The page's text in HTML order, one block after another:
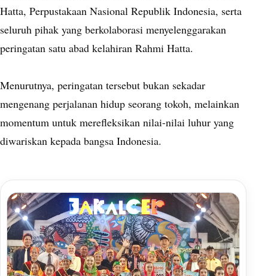
Hatta, Perpustakaan Nasional Republik Indonesia, serta
seluruh pihak yang berkolaborasi menyelenggarakan
peringatan satu abad kelahiran Rahmi Hatta.
Menurutnya, peringatan tersebut bukan sekadar
mengenang perjalanan hidup seorang tokoh, melainkan
momentum untuk merefleksikan nilai-nilai luhur yang
diwariskan kepada bangsa Indonesia.